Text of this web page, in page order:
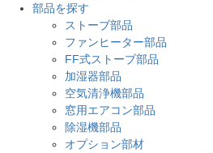
部品を探す
ストーブ部品
ファンヒーター部品
FF式ストーブ部品
加湿器部品
空気清浄機部品
窓用エアコン部品
除湿機部品
オプション部材